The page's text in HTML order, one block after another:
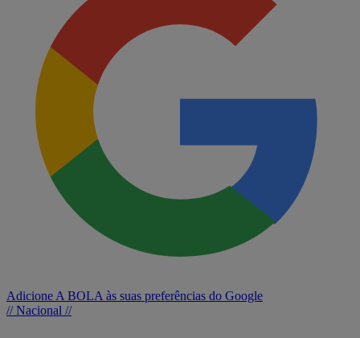
Adicione A BOLA às suas preferências do Google
// Nacional //